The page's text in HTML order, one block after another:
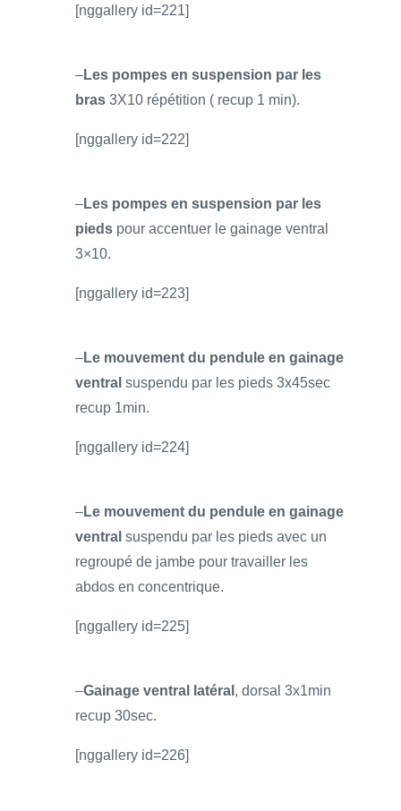
[nggallery id=221]
–Les pompes en suspension par les
bras 3X10 répétition ( recup 1 min).
[nggallery id=222]
–Les pompes en suspension par les
pieds pour accentuer le gainage ventral
3×10.
[nggallery id=223]
–Le mouvement du pendule en gainage
ventral suspendu par les pieds 3x45sec
recup 1min.
[nggallery id=224]
–Le mouvement du pendule en gainage
ventral suspendu par les pieds avec un
regroupé de jambe pour travailler les
abdos en concentrique.
[nggallery id=225]
–Gainage ventral latéral , dorsal 3x1min
recup 30sec.
[nggallery id=226]